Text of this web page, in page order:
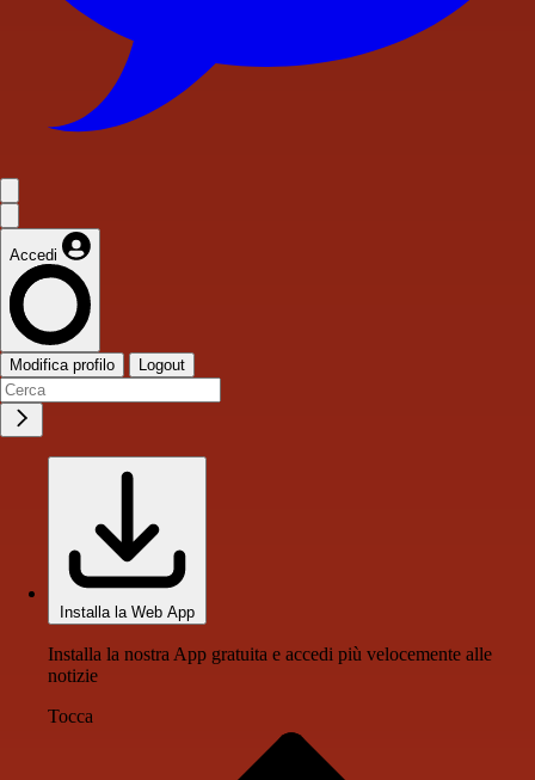
Accedi
Modifica profilo Logout
Installa la Web App
Installa la nostra App gratuita e accedi più velocemente alle
notizie
Tocca